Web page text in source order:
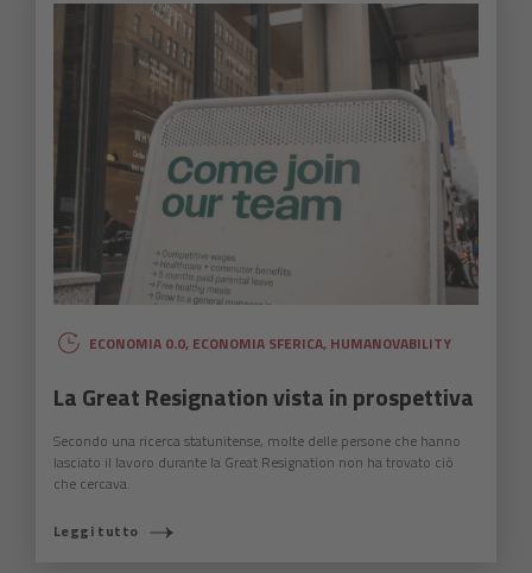
ECONOMIA 0.0, ECONOMIA SFERICA, HUMANOVABILITY
La Great Resignation vista in prospettiva
Secondo una ricerca statunitense, molte delle persone che hanno
lasciato il lavoro durante la Great Resignation non ha trovato ciò
che cercava.
Leggi tutto